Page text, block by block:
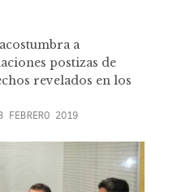
a
postizas de
revelados en los
FEBRERO 2019